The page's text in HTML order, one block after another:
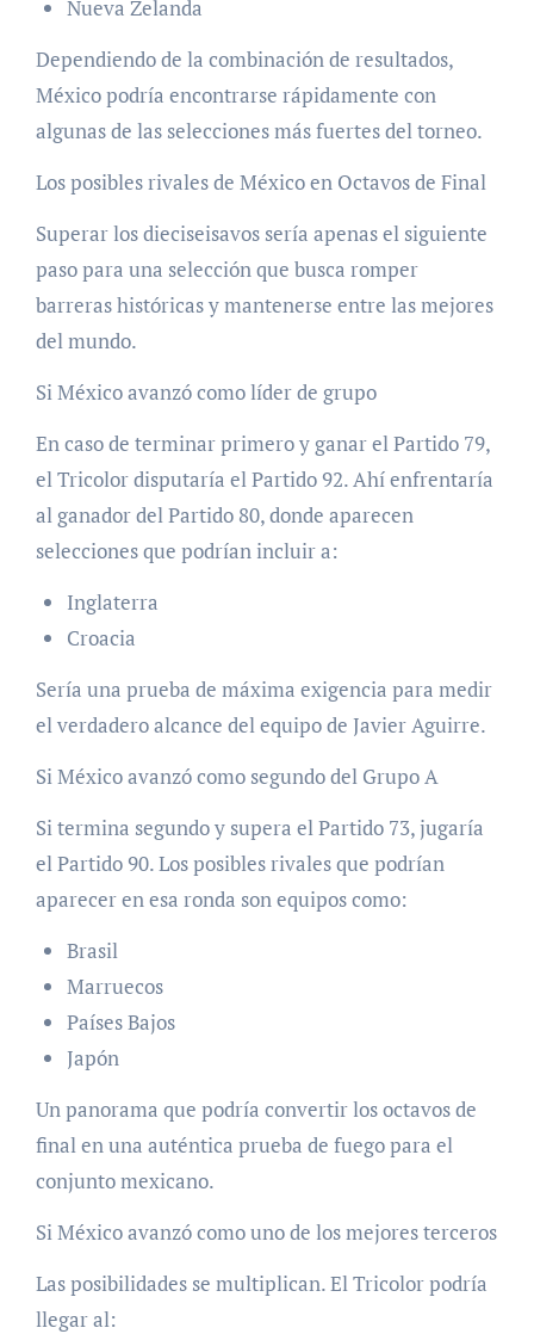
Nueva Zelanda
Dependiendo de la combinación de resultados,
México podría encontrarse rápidamente con
algunas de las selecciones más fuertes del torneo.
Los posibles rivales de México en Octavos de Final
Superar los dieciseisavos sería apenas el siguiente
paso para una selección que busca romper
barreras históricas y mantenerse entre las mejores
del mundo.
Si México avanzó como líder de grupo
En caso de terminar primero y ganar el Partido 79,
el Tricolor disputaría el Partido 92. Ahí enfrentaría
al ganador del Partido 80, donde aparecen
selecciones que podrían incluir a:
Inglaterra
Croacia
Sería una prueba de máxima exigencia para medir
el verdadero alcance del equipo de Javier Aguirre.
Si México avanzó como segundo del Grupo A
Si termina segundo y supera el Partido 73, jugaría
el Partido 90. Los posibles rivales que podrían
aparecer en esa ronda son equipos como:
Brasil
Marruecos
Países Bajos
Japón
Un panorama que podría convertir los octavos de
final en una auténtica prueba de fuego para el
conjunto mexicano.
Si México avanzó como uno de los mejores terceros
Las posibilidades se multiplican. El Tricolor podría
llegar al: